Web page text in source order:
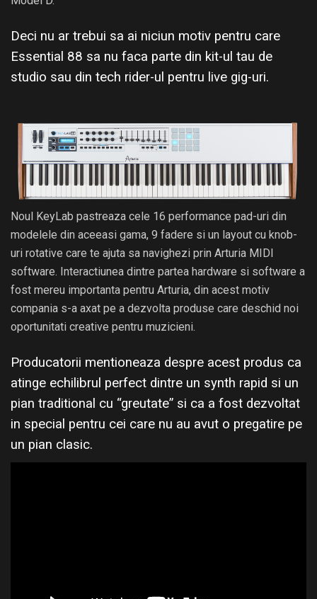
Deci nu ar trebui sa ai niciun motiv pentru care
Essential 88 sa nu faca parte din kit-ul tau de
studio sau din tech rider-ul pentru live gig-uri.
Noul KeyLab pastreaza cele 16 performance pad-uri din
modelele din aceeasi gama, 9 fadere si un layout cu knob-
uri rotative care te ajuta sa navighezi prin Arturia MIDI
software. Interactiunea dintre partea hardware si software a
fost mereu importanta pentru Arturia, din acest motiv
compania s-a axat pe a dezvolta produse care deschid noi
oportunitati creative pentru muzicieni.
Producatorii mentioneaza despre acest produs ca
atinge echilibrul perfect dintre un synth rapid si un
pian traditional cu “greutate” si ca a fost dezvoltat
in special pentru cei care nu au avut o pregatire pe
un pian clasic.